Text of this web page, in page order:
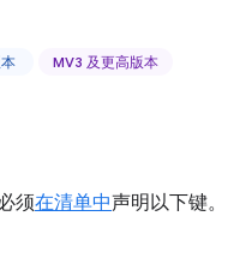
MV3 及更高版本
须在清单中声明以下键。